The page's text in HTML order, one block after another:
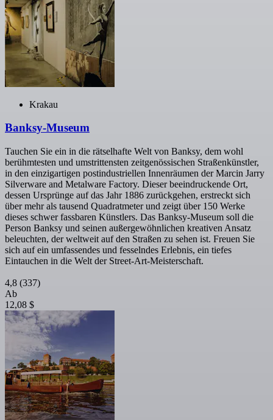
Krakau
Banksy-Museum
Tauchen Sie ein in die rätselhafte Welt von Banksy, dem wohl
berühmtesten und umstrittensten zeitgenössischen Straßenkünstler,
in den einzigartigen postindustriellen Innenräumen der Marcin Jarry
Silverware and Metalware Factory. Dieser beeindruckende Ort,
dessen Ursprünge auf das Jahr 1886 zurückgehen, erstreckt sich
über mehr als tausend Quadratmeter und zeigt über 150 Werke
dieses schwer fassbaren Künstlers. Das Banksy-Museum soll die
Person Banksy und seinen außergewöhnlichen kreativen Ansatz
beleuchten, der weltweit auf den Straßen zu sehen ist. Freuen Sie
sich auf ein umfassendes und fesselndes Erlebnis, ein tiefes
Eintauchen in die Welt der Street-Art-Meisterschaft.
4,8 (337)
Ab
12,08 $